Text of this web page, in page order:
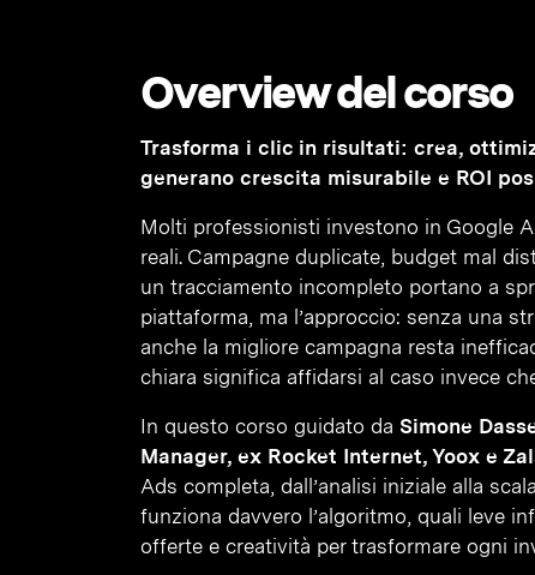
Overview del corso
Trasforma i clic in risultati: crea,
generano crescita misurabile e ROI
Molti professionisti investono in Google
reali. Campagne duplicate, budget mal
un tracciamento incompleto portano a
piattaforma, ma l’approccio: senza una
anche la migliore campagna resta
chiara significa affidarsi al caso invece
In questo corso guidato da Simone
Manager, ex Rocket Internet, Yoox e
Ads completa, dall’analisi iniziale alla
funziona davvero l’algoritmo, quali leve
offerte e creatività per trasformare ogni